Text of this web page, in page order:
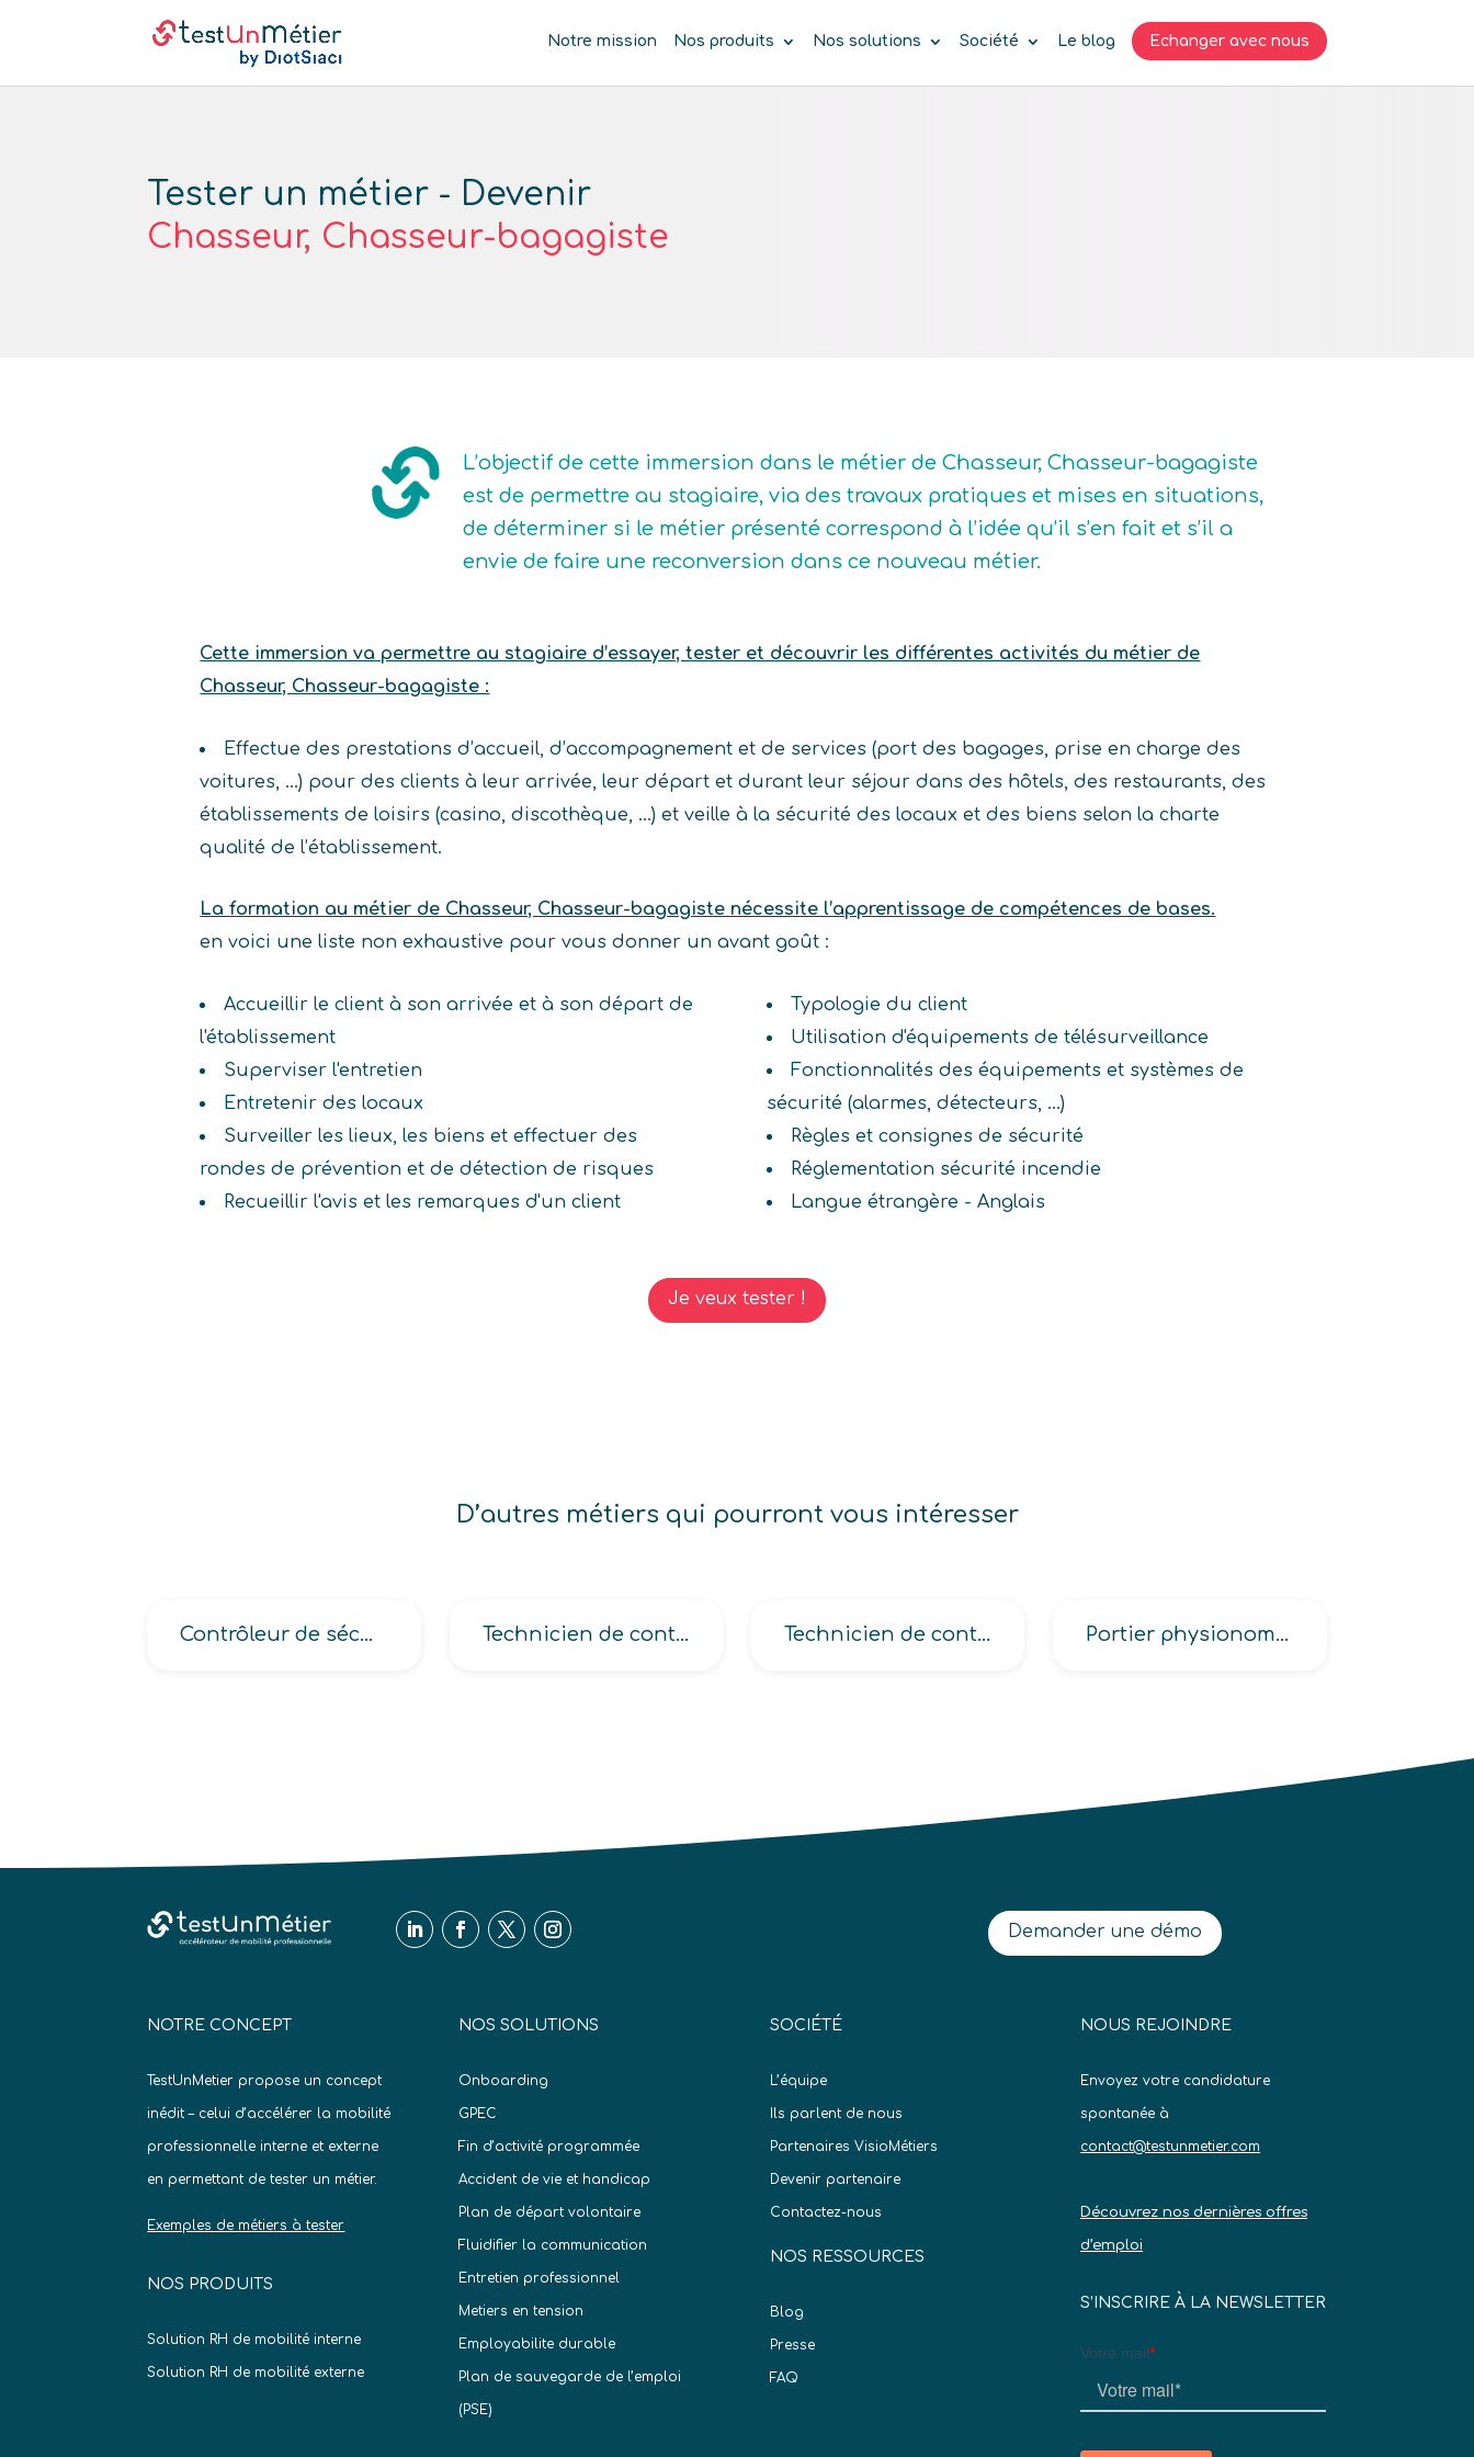
Notre mission Nos produits Nos solutions Société Le blog Echanger avec nous
Tester un métier - Devenir
Chasseur, Chasseur-bagagiste
L’objectif de cette immersion dans le métier de Chasseur, Chasseur-bagagiste
est de permettre au stagiaire, via des travaux pratiques et mises en situations,
de déterminer si le métier présenté correspond à l’idée qu’il s’en fait et s’il a
envie de faire une reconversion dans ce nouveau métier.
Cette immersion va permettre au stagiaire d’essayer, tester et découvrir les différentes activités du métier de
Chasseur, Chasseur-bagagiste :
Effectue des prestations d’accueil, d’accompagnement et de services (port des bagages, prise en charge des
voitures, …) pour des clients à leur arrivée, leur départ et durant leur séjour dans des hôtels, des restaurants, des
établissements de loisirs (casino, discothèque, …) et veille à la sécurité des locaux et des biens selon la charte
qualité de l’établissement.
La formation au métier de Chasseur, Chasseur-bagagiste nécessite l’apprentissage de compétences de bases.
en voici une liste non exhaustive pour vous donner un avant goût :
Accueillir le client à son arrivée et à son départ de
l'établissement
Superviser l'entretien
Entretenir des locaux
Surveiller les lieux, les biens et effectuer des
rondes de prévention et de détection de risques
Recueillir l'avis et les remarques d'un client
Typologie du client
Utilisation d'équipements de télésurveillance
Fonctionnalités des équipements et systèmes de
sécurité (alarmes, détecteurs, ...)
Règles et consignes de sécurité
Réglementation sécurité incendie
Langue étrangère - Anglais
Je veux tester !
D’autres métiers qui pourront vous intéresser
Contrôleur de sécurité des services prévention de la Sécurité Sociale Technicien de contrôle-qualité en électricité-électronique Technicien de contrôle en biotechnologie, micro-biologie en industrie, de contrôle en métallurgie, sidérurgie Portier physionomiste
Demander une démo
NOTRE CONCEPT
TestUnMetier propose un concept
inédit – celui d’accélérer la mobilité
professionnelle interne et externe
en permettant de tester un métier.
Exemples de métiers à tester
NOS PRODUITS
Solution RH de mobilité interne
Solution RH de mobilité externe
NOS SOLUTIONS
Onboarding
GPEC
Fin d’activité programmée
Accident de vie et handicap
Plan de départ volontaire
Fluidifier la communication
Entretien professionnel
Metiers en tension
Employabilite durable
Plan de sauvegarde de l’emploi
(PSE)
SOCIÉTÉ
L’équipe
Ils parlent de nous
Partenaires VisioMétiers
Devenir partenaire
Contactez-nous
NOS RESSOURCES
Blog
Presse
FAQ
NOUS REJOINDRE
Envoyez votre candidature
spontanée à
contact@testunmetier.com
Découvrez nos dernières offres
d’emploi
S’INSCRIRE À LA NEWSLETTER